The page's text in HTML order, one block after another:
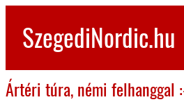
Skip
contentSzegediNordic.hu
Ártéri túra, némi felhanggal